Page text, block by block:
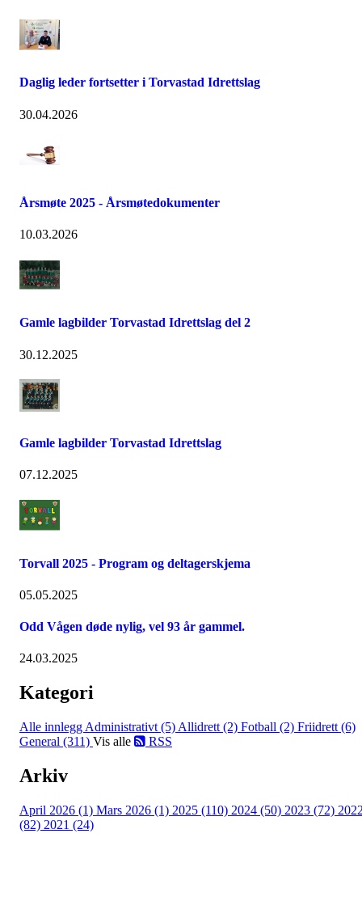
Daglig leder fortsetter i Torvastad Idrettslag
30.04.2026
Årsmøte 2025 - Årsmøtedokumenter
10.03.2026
Gamle lagbilder Torvastad Idrettslag del 2
30.12.2025
Gamle lagbilder Torvastad Idrettslag
07.12.2025
Torvall 2025 - Program og deltagerskjema
05.05.2025
Odd Vågen døde nylig, vel 93 år gammel.
24.03.2025
Kategori
Alle innlegg Administrativt (5) Allidrett (2) Fotball (2) Friidrett (6)
General (311) Vis alle RSS
Arkiv
April 2026 (1) Mars 2026 (1) 2025 (110) 2024 (50) 2023 (72)
(82) 2021 (24)